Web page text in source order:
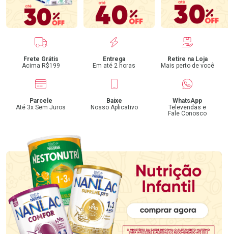
Benefícios
Frete Grátis
Acima R$199
Entrega
Em até 2 horas
Retire na Loja
Mais perto de você
Parcele
Até 3x Sem Juros
Baixe
Nosso Aplicativo
WhatsApp
Televendas e
Fale Conosco